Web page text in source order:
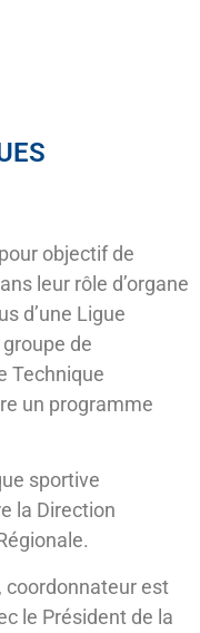
objectif de
leur rôle d’organe
d’une Ligue
de
Technique
un programme
sportive
la Direction
coordonnateur est
le Président de la